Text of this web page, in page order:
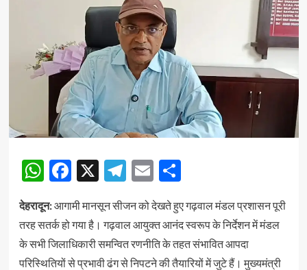
WhatsApp
Facebook
X Telegram
EmailShare
देहरादून:आगामी मानसून सीजन को देखते हुए गढ़वाल मंडल प्रशासन पूरी
तरह सतर्क हो गया है। गढ़वाल आयुक्त आनंद स्वरूप के निर्देशन में मंडल
के सभी जिलाधिकारी समन्वित रणनीति के तहत संभावित आपदा
परिस्थितियों से प्रभावी ढंग से निपटने की तैयारियों में जुटे हैं। मुख्यमंत्री